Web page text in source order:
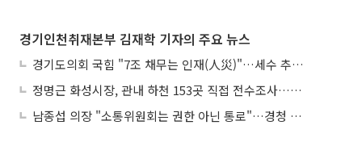
경기인천취재본부 김재학 기자의 주요 뉴스
경기도의회 국힘 "7조 채무는 인재(人災)"…세수 추계 조작 의혹 제기
정명근 화성시장, 관내 하천 153곳 직접 전수조사…불법시설 정비
남종섭 의장 "소통위원회는 권한 아닌 통로"…경청 의회 만든다